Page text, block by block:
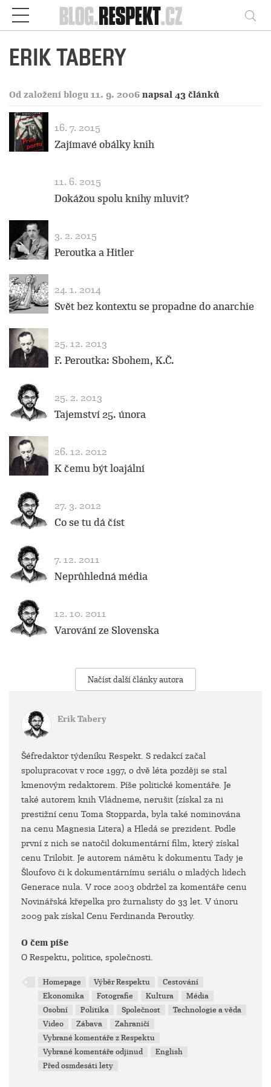
Respekt
ERIK TABERY
Od založení blogu 11. 9. 2006 napsal 43 článků
16. 7. 2015
Zajímavé obálky knih
11. 6. 2015
Dokážou spolu knihy mluvit?
3. 2. 2015
Peroutka a Hitler
24. 1. 2014
Svět bez kontextu se propadne do anarchie
25. 12. 2013
F. Peroutka: Sbohem, K.Č.
25. 2. 2013
Tajemství 25. února
26. 12. 2012
K čemu být loajální
27. 3. 2012
Co se tu dá číst
7. 12. 2011
Neprůhledná média
12. 10. 2011
Varování ze Slovenska
Načíst další články autora
Erik Tabery
Šéfredaktor týdeníku Respekt. S redakcí začal
spolupracovat v roce 1997, o dvě léta později se stal
kmenovým redaktorem. Píše politické komentáře. Je
také autorem knih Vládneme, nerušit (získal za ni
prestižní cenu Toma Stopparda, byla také nominována
na cenu Magnesia Litera) a Hledá se prezident. Podle
první z nich se natočil dokumentární film, který získal
cenu Trilobit. Je autorem námětu k dokumentu Tady je
Šloufovo či k dokumentárnímu seriálu o mladých lidech
Generace nula. V roce 2003 obdržel za komentáře cenu
Novinářská křepelka pro žurnalisty do 33 let. V únoru
2009 pak získal Cenu Ferdinanda Peroutky.
O čem píše
O Respektu, politice, společnosti.
Homepage Výběr Respektu
Cestování
Ekonomika
Fotografie Kultura
Média
Osobní
Politika Společnost
Technologie a věda
Video
Zábava
Zahraničí
Vybrané komentáře z Respektu
Vybrané komentáře odjinud
English
Před osmdesáti lety